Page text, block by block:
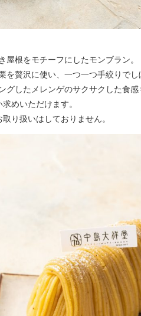
根をモチーフにしたモンブラン。
を贅沢に使い、一つ一つ手絞りでし
グしたメレンゲのサクサクした食感
めいただけます。
り扱いはしておりません。